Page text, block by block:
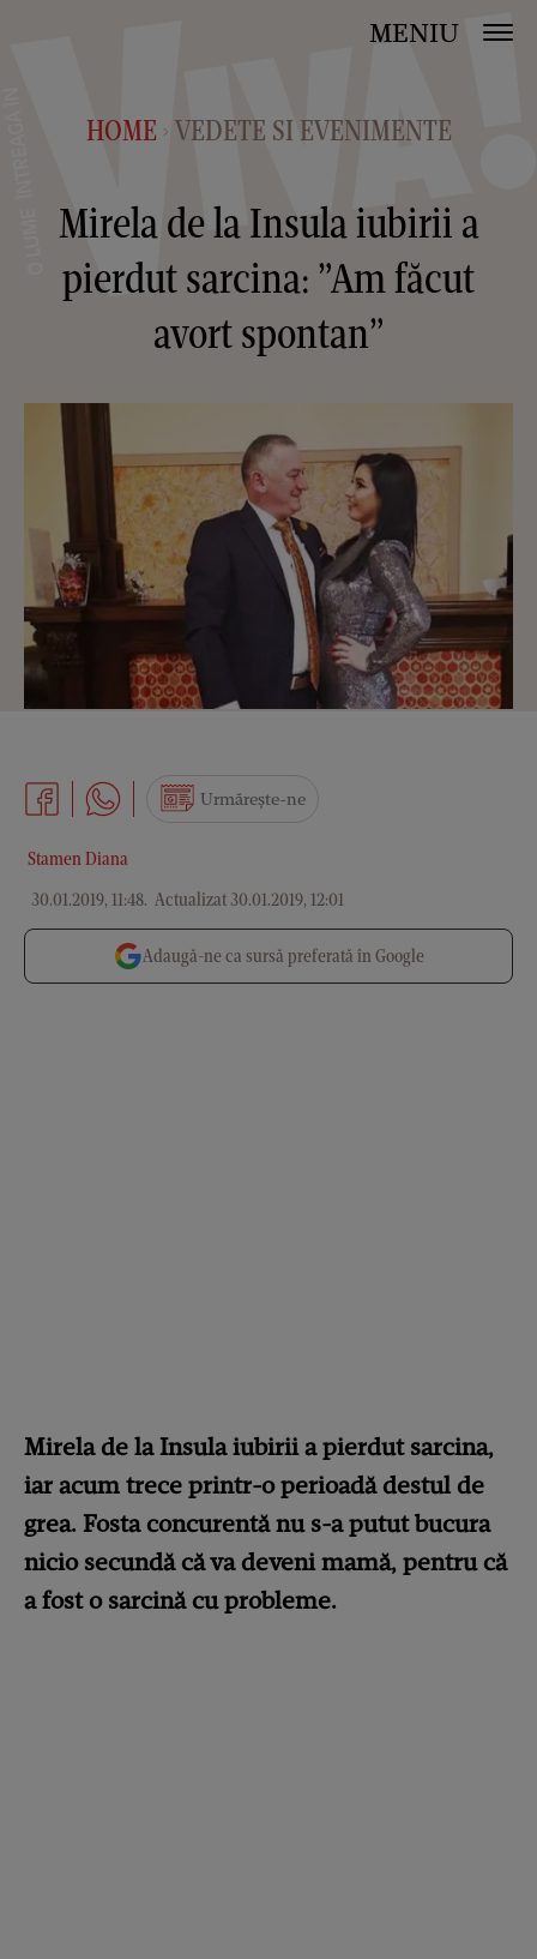
MENIU
HOME > VEDETE SI EVENIMENTE
Mirela de la Insula iubirii a
pierdut sarcina: ”Am făcut
avort spontan”
Stamen Diana
30.01.2019, 11:48. Actualizat 30.01.2019, 12:01
Urmărește-ne
Adaugă-ne ca sursă preferată în Google
Mirela de la Insula iubirii a pierdut sarcina,
iar acum trece printr-o perioadă destul de
grea. Fosta concurentă nu s-a putut bucura
nicio secundă că va deveni mamă, pentru că
a fost o sarcină cu probleme.